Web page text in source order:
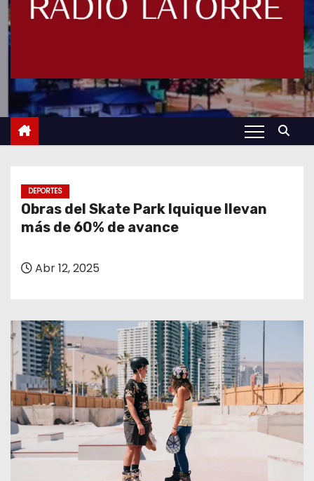
DEPORTES
Obras del Skate Park Iquique llevan
más de 60% de avance
Abr 12, 2025